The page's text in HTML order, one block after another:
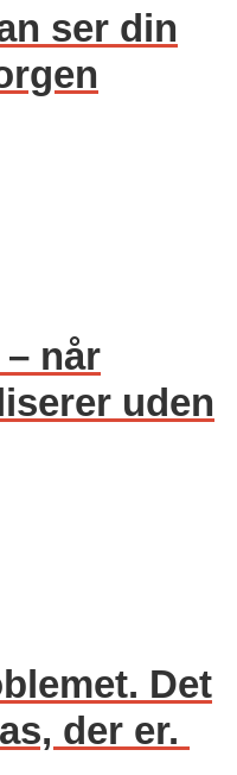
ser din
når
uden
Det
der er.